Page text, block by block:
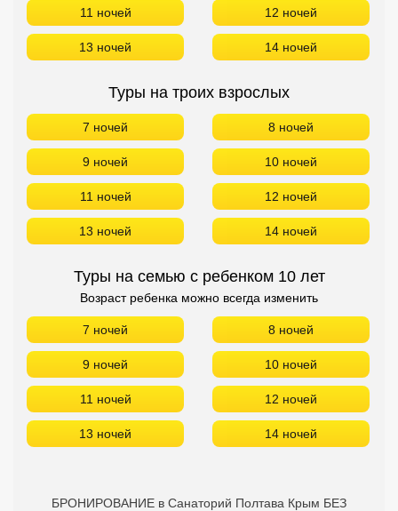
11 ночей 12 ночей
13 ночей 14 ночей
Туры на троих взрослых
7 ночей 8 ночей
9 ночей 10 ночей
11 ночей 12 ночей
13 ночей 14 ночей
Туры на семью с ребенком 10 лет
Возраст ребенка можно всегда изменить
7 ночей 8 ночей
9 ночей 10 ночей
11 ночей 12 ночей
13 ночей 14 ночей
БРОНИРОВАНИЕ в Санаторий Полтава Крым БЕЗ